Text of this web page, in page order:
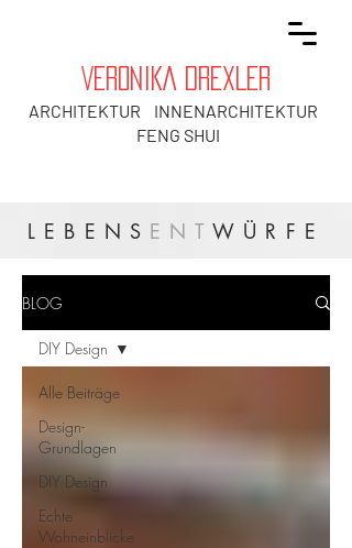
VERONIKA DREXLER
ARCHITEKTUR INNENARCHITEKTUR
FENG SHUI
LEBENS ENTWÜRFE
BLOG
Alle Beiträge
Design-
Grundlagen
DIY Design
Echte
Wohneinblicke
DIY Design